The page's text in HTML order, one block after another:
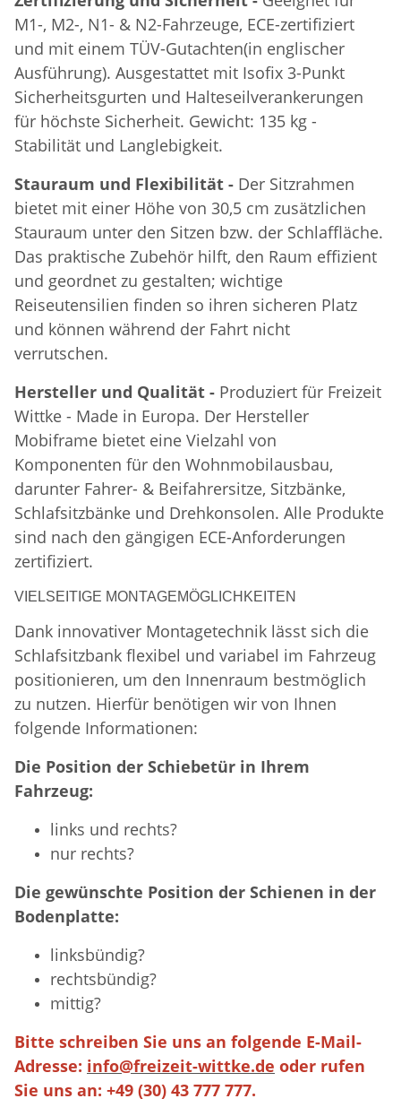
M1-, M2-, N1- & N2-Fahrzeuge, ECE-zertifiziert
und mit einem TÜV-Gutachten(in englischer
Ausführung). Ausgestattet mit Isofix 3-Punkt
Sicherheitsgurten und Halteseilverankerungen
für höchste Sicherheit. Gewicht: 135 kg -
Stabilität und Langlebigkeit.
Stauraum und Flexibilität - Der Sitzrahmen
bietet mit einer Höhe von 30,5 cm zusätzlichen
Stauraum unter den Sitzen bzw. der Schlaffläche.
Das praktische Zubehör hilft, den Raum effizient
und geordnet zu gestalten; wichtige
Reiseutensilien finden so ihren sicheren Platz
und können während der Fahrt nicht
verrutschen.
Hersteller und Qualität - Produziert für Freizeit
Wittke - Made in Europa. Der Hersteller
Mobiframe bietet eine Vielzahl von
Komponenten für den Wohnmobilausbau,
darunter Fahrer- & Beifahrersitze, Sitzbänke,
Schlafsitzbänke und Drehkonsolen. Alle Produkte
sind nach den gängigen ECE-Anforderungen
zertifiziert.
VIELSEITIGE MONTAGEMÖGLICHKEITEN
Dank innovativer Montagetechnik lässt sich die
Schlafsitzbank flexibel und variabel im Fahrzeug
positionieren, um den Innenraum bestmöglich
zu nutzen. Hierfür benötigen wir von Ihnen
folgende Informationen:
Die Position der Schiebetür in Ihrem
Fahrzeug:
links und rechts?
nur rechts?
Die gewünschte Position der Schienen in der
Bodenplatte:
linksbündig?
rechtsbündig?
mittig?
Bitte schreiben Sie uns an folgende E-Mail-
Adresse: info@freizeit-wittke.de oder rufen
Sie uns an: +49 (30) 43 777 777.